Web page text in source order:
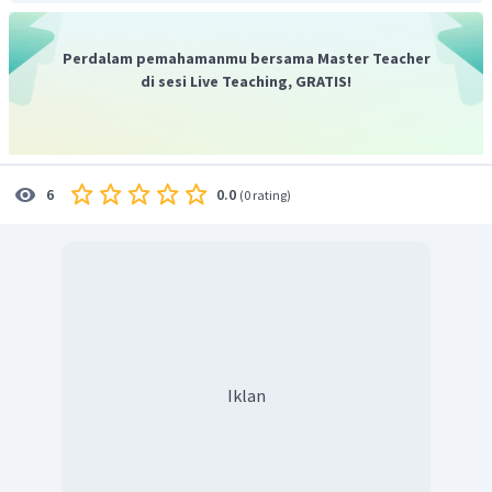
Perdalam pemahamanmu bersama Master Teacher
di sesi Live Teaching, GRATIS!
6 0.0 (0 rating)
Iklan